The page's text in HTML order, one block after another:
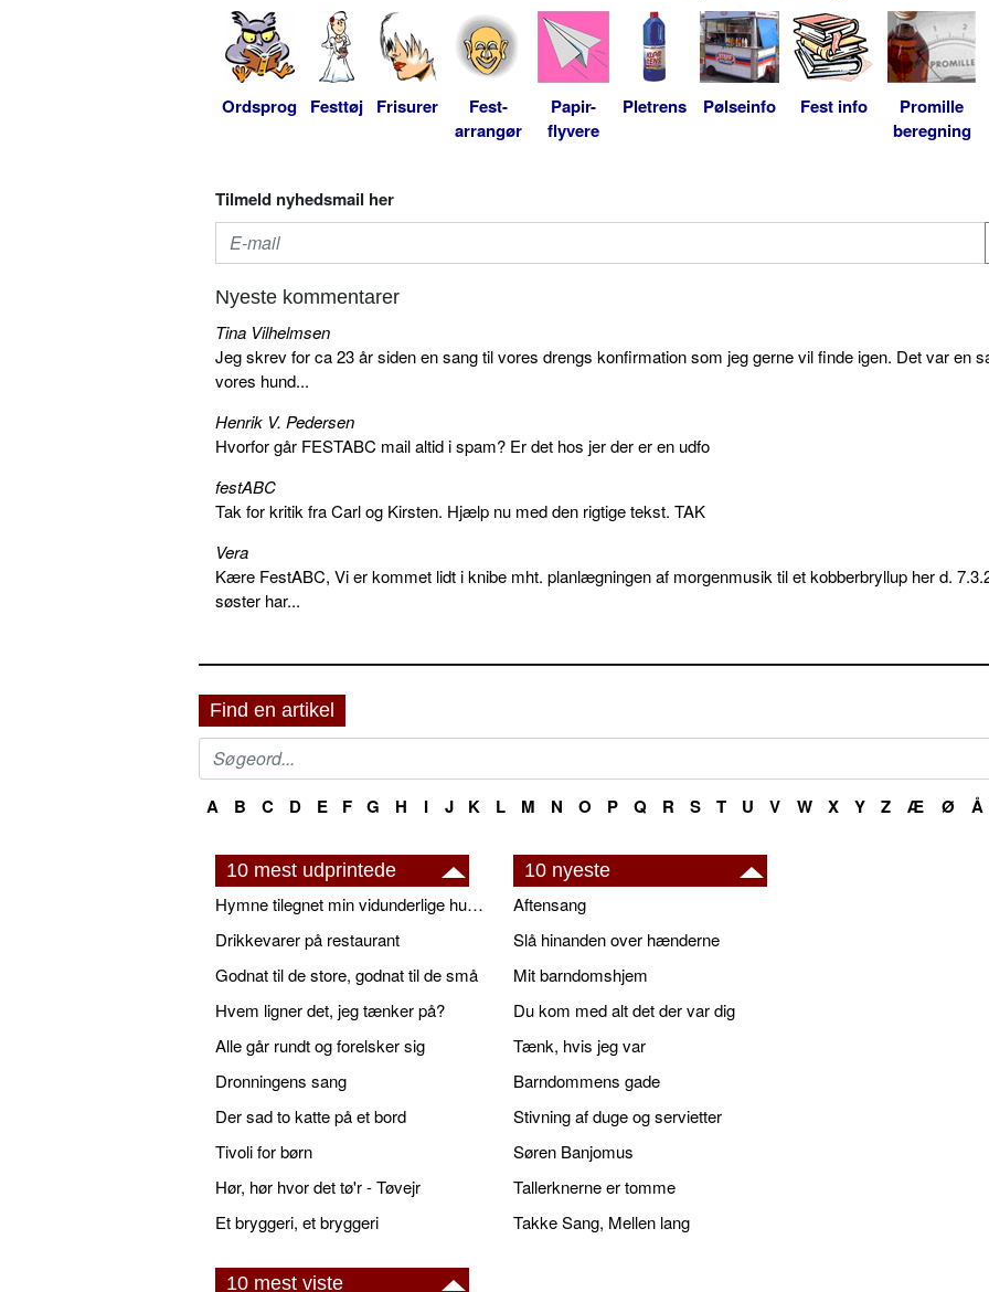
Ordsprog Festtøj Frisurer
Fest-
arrangør
Papir-
flyvere
Pletrens Pølseinfo Fest info
Promille
beregning
Tilmeld nyhedsmail her
Nyeste kommentarer
Tina Vilhelmsen
Jeg skrev for ca 23 år siden en sang til vores drengs konfirmation som jeg gerne vil finde igen. Det var en
vores hund...
Henrik V. Pedersen
Hvorfor går FESTABC mail altid i spam? Er det hos jer der er en udfo
festABC
Tak for kritik fra Carl og Kirsten. Hjælp nu med den rigtige tekst. TAK
Vera
Kære FestABC, Vi er kommet lidt i knibe mht. planlægningen af morgenmusik til et kobberbryllup her d.
søster har...
Find en artikel
A B C D E F G H I J K L M N O P Q R S T U V W X Y Z Æ Ø Å
10 mest udprintede
Hymne tilegnet min vidunderlige husbond
Drikkevarer på restaurant
Godnat til de store, godnat til de små
Hvem ligner det, jeg tænker på?
Alle går rundt og forelsker sig
Dronningens sang
Der sad to katte på et bord
Tivoli for børn
Hør, hør hvor det tø'r - Tøvejr
Et bryggeri, et bryggeri
10 nyeste
Aftensang
Slå hinanden over hænderne
Mit barndomshjem
Du kom med alt det der var dig
Tænk, hvis jeg var
Barndommens gade
Stivning af duge og servietter
Søren Banjomus
Tallerknerne er tomme
Takke Sang, Mellen lang
10 mest viste